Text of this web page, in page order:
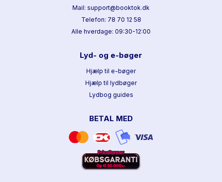
Mail: support@booktok.dk
Telefon: 78 70 12 58
Alle hverdage: 09:30-12:00
Lyd- og e-bøger
Hjælp til e-bøger
Hjælp til lydbøger
Lydbog guides
BETAL MED